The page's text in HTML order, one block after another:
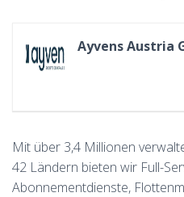
Ayvens Austria
Mit über 3,4 Millionen
42 Ländern bieten wir Full-
Abonnementdienste,